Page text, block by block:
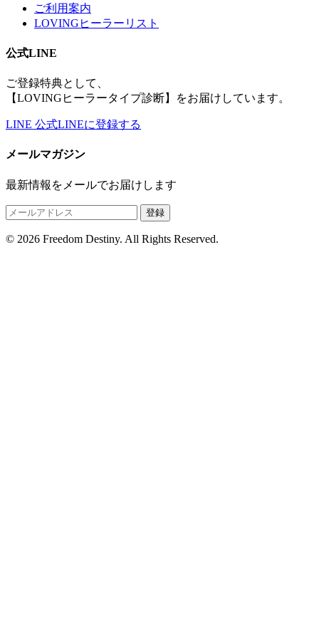
ご利用案内
LOVINGヒーラーリスト
公式LINE
ご登録特典として、
【LOVINGヒーラータイプ診断】をお届けしています。
LINE 公式LINEに登録する
メールマガジン
最新情報をメールでお届けします
登録
© 2026 Freedom Destiny. All Rights Reserved.